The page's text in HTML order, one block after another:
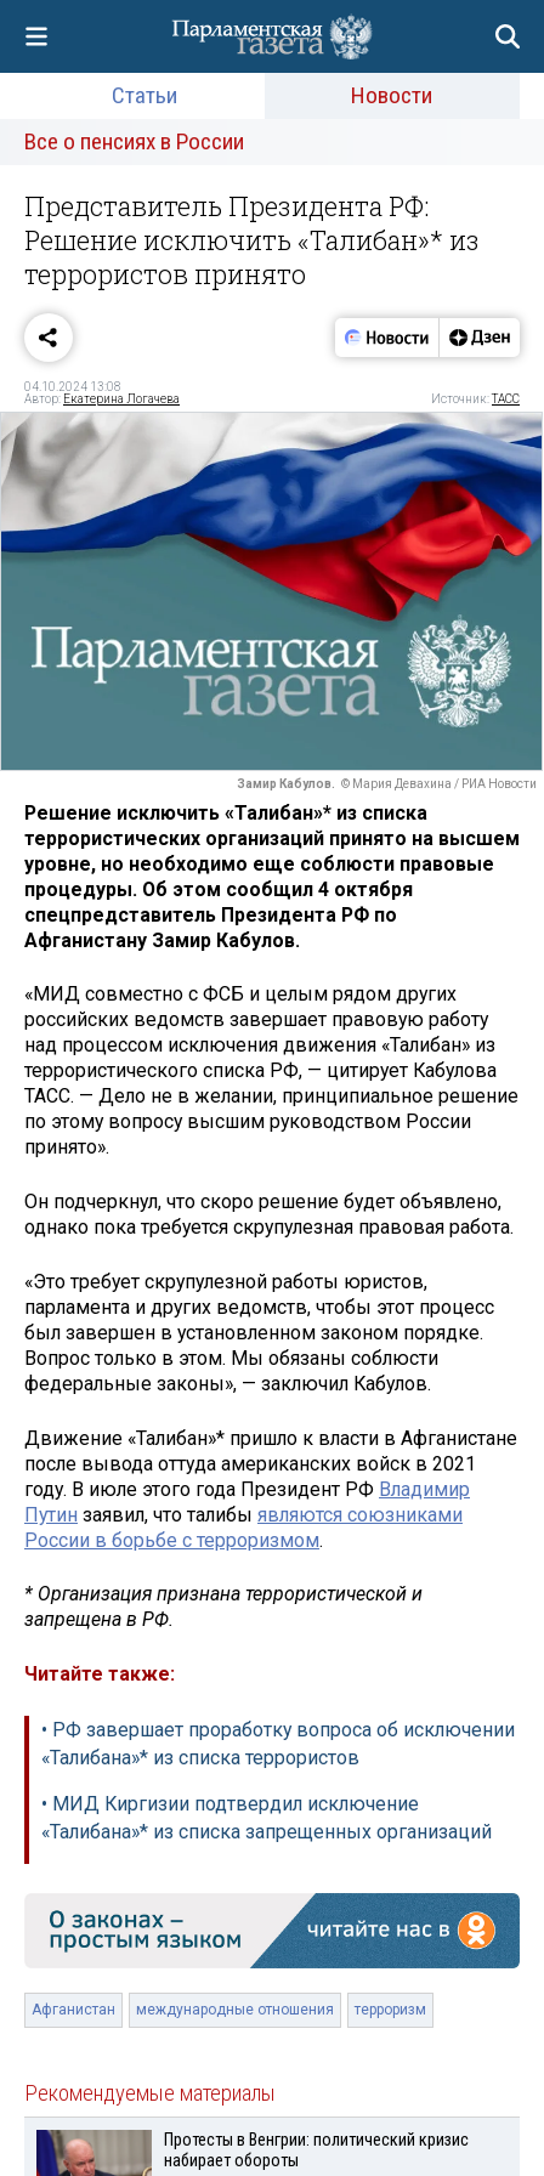
Статьи
Новости
Все о пенсиях в России
Представитель Президента РФ:
Решение исключить «Талибан»* из
террористов принято
04.10.2024 13:08
Автор: Екатерина Логачева Источник:ТАСС
Замир Кабулов. © Мария Девахина / РИА Новости
Решение исключить «Талибан»* из списка
террористических организаций принято на высшем
уровне, но необходимо еще соблюсти правовые
процедуры. Об этом сообщил 4 октября
спецпредставитель Президента РФ по
Афганистану Замир Кабулов.
«МИД совместно с ФСБ и целым рядом других
российских ведомств завершает правовую работу
над процессом исключения движения «Талибан» из
террористического списка РФ, — цитирует Кабулова
ТАСС. — Дело не в желании, принципиальное решение
по этому вопросу высшим руководством России
принято».
Он подчеркнул, что скоро решение будет объявлено,
однако пока требуется скрупулезная правовая работа.
«Это требует скрупулезной работы юристов,
парламента и других ведомств, чтобы этот процесс
был завершен в установленном законом порядке.
Вопрос только в этом. Мы обязаны соблюсти
федеральные законы», — заключил Кабулов.
Движение «Талибан»* пришло к власти в Афганистане
после вывода оттуда американских войск в 2021
году. В июле этого года Президент РФ Владимир
Путин заявил, что талибы являются союзниками
России в борьбе с терроризмом.
* Организация признана террористической и
запрещена в РФ.
Читайте также:
• РФ завершает проработку вопроса об исключении
«Талибана»* из списка террористов
• МИД Киргизии подтвердил исключение
«Талибана»* из списка запрещенных организаций
Афганистан международные отношения терроризм
Рекомендуемые материалы
Протесты в Венгрии: политический кризис
набирает обороты